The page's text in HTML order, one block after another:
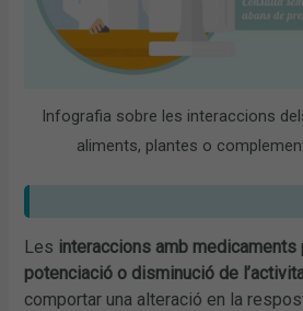
Infografia sobre les interaccions
aliments, plantes o
Les interaccions amb medicaments
potenciació o disminució de
comportar una alteració en la